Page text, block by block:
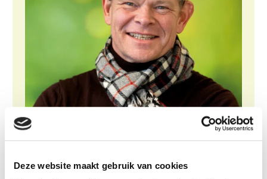
Deze website maakt gebruik van cookies
Natuur, klimaat en energie
Platteland en omgeving
Mens, ondernemerschap en onderwijs
Internationaal
Sectoren
Dier
Biologische Landbouw
Plant